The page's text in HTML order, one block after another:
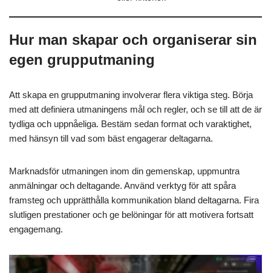
Hur man skapar och organiserar sin
egen grupputmaning
Att skapa en grupputmaning involverar flera viktiga steg. Börja
med att definiera utmaningens mål och regler, och se till att de är
tydliga och uppnåeliga. Bestäm sedan format och varaktighet,
med hänsyn till vad som bäst engagerar deltagarna.
Marknadsför utmaningen inom din gemenskap, uppmuntra
anmälningar och deltagande. Använd verktyg för att spåra
framsteg och upprätthålla kommunikation bland deltagarna. Fira
slutligen prestationer och ge belöningar för att motivera fortsatt
engagemang.